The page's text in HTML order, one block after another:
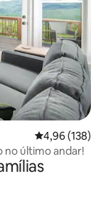
Classificação
4,96 (138)
no último andar!